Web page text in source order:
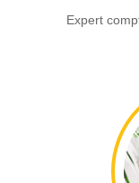
Expert